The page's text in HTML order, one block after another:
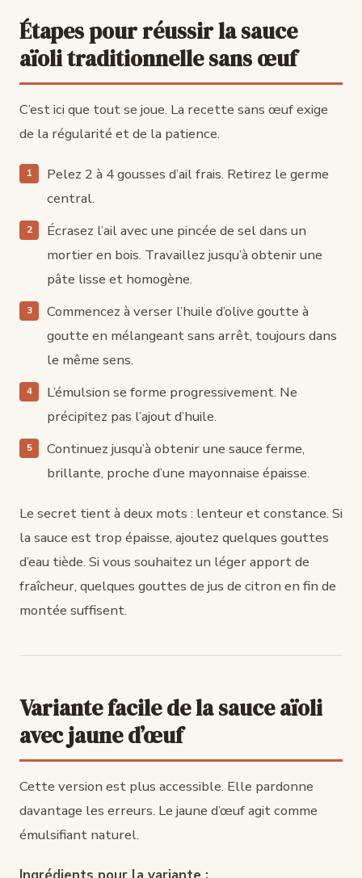
Étapes pour réussir la sauce
aïoli traditionnelle sans œuf
C’est ici que tout se joue. La recette sans œuf exige
de la régularité et de la patience.
Pelez 2 à 4 gousses d’ail frais. Retirez le germe
central.
Écrasez l’ail avec une pincée de sel dans un
mortier en bois. Travaillez jusqu’à obtenir une
pâte lisse et homogène.
Commencez à verser l’huile d’olive goutte à
goutte en mélangeant sans arrêt, toujours dans
le même sens.
L’émulsion se forme progressivement. Ne
précipitez pas l’ajout d’huile.
Continuez jusqu’à obtenir une sauce ferme,
brillante, proche d’une mayonnaise épaisse.
Le secret tient à deux mots : lenteur et constance. Si
la sauce est trop épaisse, ajoutez quelques gouttes
d’eau tiède. Si vous souhaitez un léger apport de
fraîcheur, quelques gouttes de jus de citron en fin de
montée suffisent.
Variante facile de la sauce aïoli
avec jaune d’œuf
Cette version est plus accessible. Elle pardonne
davantage les erreurs. Le jaune d’œuf agit comme
émulsifiant naturel.